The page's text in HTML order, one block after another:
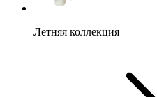
Летняя коллекция